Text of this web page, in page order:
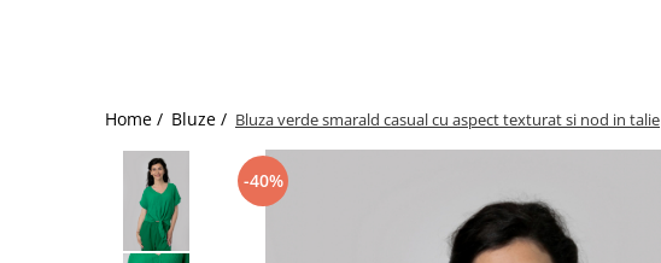
Home / Bluze / Bluza verde smarald casual cu aspect texturat si nod in talie
-40%